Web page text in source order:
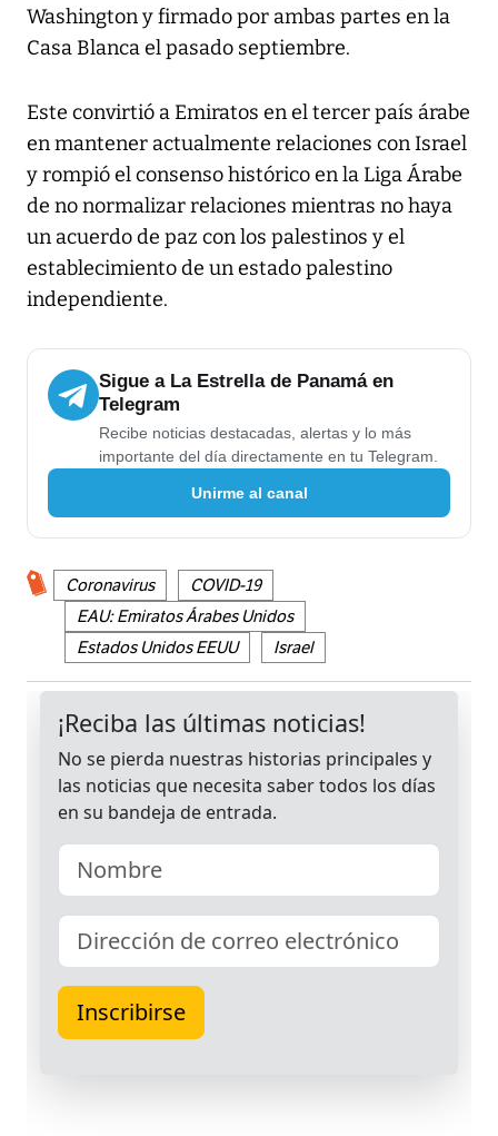
Washington y firmado por ambas partes en la
Casa Blanca el pasado septiembre.
Este convirtió a Emiratos en el tercer país árabe
en mantener actualmente relaciones con Israel
y rompió el consenso histórico en la Liga Árabe
de no normalizar relaciones mientras no haya
un acuerdo de paz con los palestinos y el
establecimiento de un estado palestino
independiente.
Sigue a La Estrella de Panamá en
Telegram
Recibe noticias destacadas, alertas y lo más
importante del día directamente en tu Telegram.
Unirme al canal
Coronavirus
COVID-19
EAU: Emiratos Árabes Unidos
Estados Unidos EEUU
Israel